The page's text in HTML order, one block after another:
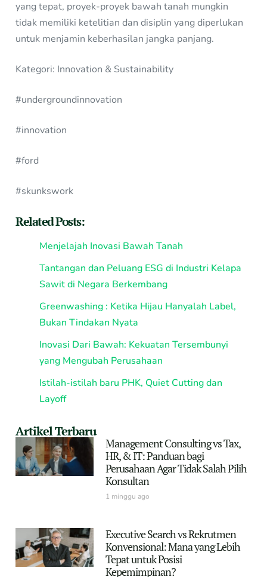
yang tepat, proyek-proyek bawah tanah mungkin
tidak memiliki ketelitian dan disiplin yang diperlukan
untuk menjamin keberhasilan jangka panjang.
Kategori: Innovation & Sustainability
#undergroundinnovation
#innovation
#ford
#skunkswork
Related Posts:
Menjelajah Inovasi Bawah Tanah
Tantangan dan Peluang ESG di Industri Kelapa
Sawit di Negara Berkembang
Greenwashing : Ketika Hijau Hanyalah Label,
Bukan Tindakan Nyata
Inovasi Dari Bawah: Kekuatan Tersembunyi
yang Mengubah Perusahaan
Istilah-istilah baru PHK, Quiet Cutting dan
Layoff
Artikel Terbaru
Management Consulting vs Tax,
HR, & IT: Panduan bagi
Perusahaan Agar Tidak Salah Pilih
Konsultan
1 minggu ago
Executive Search vs Rekrutmen
Konvensional: Mana yang Lebih
Tepat untuk Posisi
Kepemimpinan?